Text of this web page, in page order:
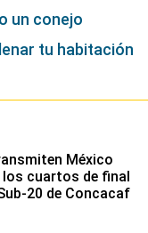
un conejo
tu habitación
México
los cuartos de final
20 de Concacaf